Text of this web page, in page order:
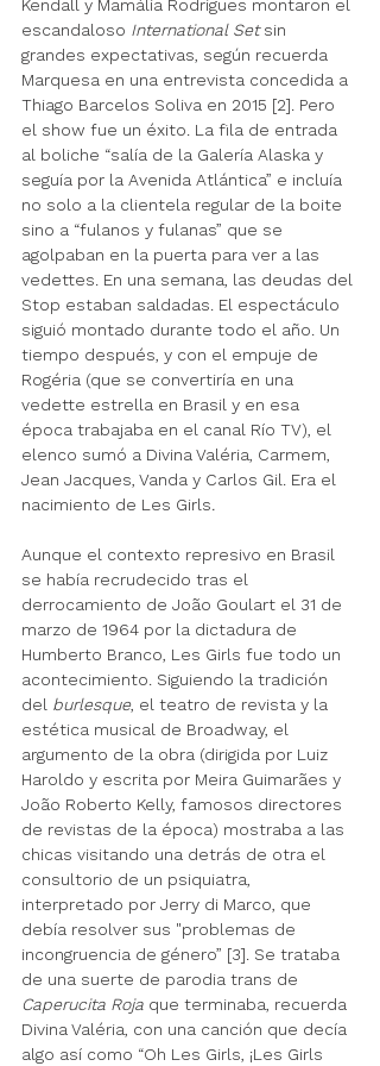
Kendall y Mamália Rodrigues montaron el
escandaloso International Set sin
grandes expectativas, según recuerda
Marquesa en una entrevista concedida a
Thiago Barcelos Soliva en 2015 [2]. Pero
el show fue un éxito. La fila de entrada
al boliche “salía de la Galería Alaska y
seguía por la Avenida Atlántica” e incluía
no solo a la clientela regular de la boite
sino a “fulanos y fulanas” que se
agolpaban en la puerta para ver a las
vedettes. En una semana, las deudas del
Stop estaban saldadas. El espectáculo
siguió montado durante todo el año. Un
tiempo después, y con el empuje de
Rogéria (que se convertiría en una
vedette estrella en Brasil y en esa
época trabajaba en el canal Río TV), el
elenco sumó a Divina Valéria, Carmem,
Jean Jacques, Vanda y Carlos Gil. Era el
nacimiento de Les Girls.
Aunque el contexto represivo en Brasil
se había recrudecido tras el
derrocamiento de João Goulart el 31 de
marzo de 1964 por la dictadura de
Humberto Branco, Les Girls fue todo un
acontecimiento. Siguiendo la tradición
del burlesque, el teatro de revista y la
estética musical de Broadway, el
argumento de la obra (dirigida por Luiz
Haroldo y escrita por Meira Guimarães y
João Roberto Kelly, famosos directores
de revistas de la época) mostraba a las
chicas visitando una detrás de otra el
consultorio de un psiquiatra,
interpretado por Jerry di Marco, que
debía resolver sus "problemas de
incongruencia de género” [3]. Se trataba
de una suerte de parodia trans de
Caperucita Roja que terminaba, recuerda
Divina Valéria, con una canción que decía
algo así como “Oh Les Girls, ¡Les Girls